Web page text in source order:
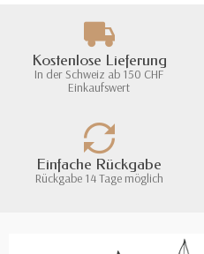
Kostenlose Lieferung
In der Schweiz ab 150 CHF
Einkaufswert
Einfache Rückgabe
Rückgabe 14 Tage möglich